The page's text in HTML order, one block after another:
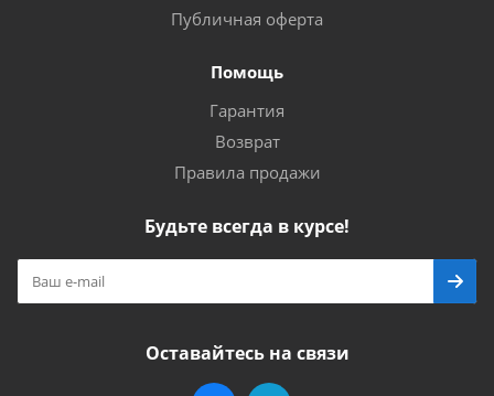
Публичная оферта
Помощь
Гарантия
Возврат
Правила продажи
Будьте всегда в курсе!
Оставайтесь на связи